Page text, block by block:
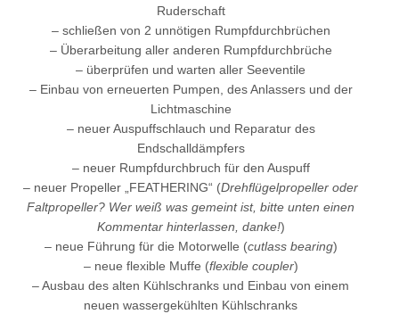
Ruderschaft
– schließen von 2 unnötigen Rumpfdurchbrüchen
– Überarbeitung aller anderen Rumpfdurchbrüche
– überprüfen und warten aller Seeventile
– Einbau von erneuerten Pumpen, des Anlassers und der
Lichtmaschine
– neuer Auspuffschlauch und Reparatur des
Endschalldämpfers
– neuer Rumpfdurchbruch für den Auspuff
– neuer Propeller „FEATHERING“ (Drehflügelpropeller oder
Faltpropeller? Wer weiß was gemeint ist, bitte unten einen
Kommentar hinterlassen, danke!)
– neue Führung für die Motorwelle (cutlass bearing)
– neue flexible Muffe (flexible coupler)
– Ausbau des alten Kühlschranks und Einbau von einem
neuen wassergekühlten Kühlschranks